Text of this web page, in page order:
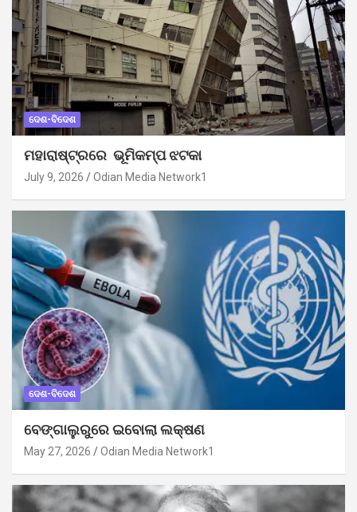
ଦେଶ-ବିଦେଶ
ମହାରାଷ୍ଟ୍ରରେ ଭୂମିକମ୍ପ ଝଟକା
July 9, 2026 Odian Media Network1
ଦେଶ-ବିଦେଶ
ବେଙ୍ଗାଲୁରୁରେ ଇବୋଲା ଲକ୍ଷଣ
May 27, 2026 Odian Media Network1